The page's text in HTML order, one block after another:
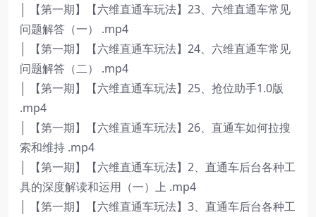
│ 【第一期】【六维直通车玩法】23、六维直通车常见
问题解答（一） .mp4
│ 【第一期】【六维直通车玩法】24、六维直通车常见
问题解答（二） .mp4
│ 【第一期】【六维直通车玩法】25、抢位助手1.0版
.mp4
│ 【第一期】【六维直通车玩法】26、直通车如何拉搜
索和维持 .mp4
│ 【第一期】【六维直通车玩法】2、直通车后台各种工
具的深度解读和运用（一）上 .mp4
│ 【第一期】【六维直通车玩法】3、直通车后台各种工